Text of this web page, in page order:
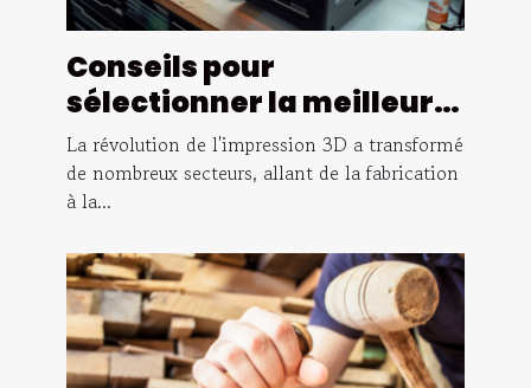
Conseils pour
sélectionner la meilleure
imprimante 3D résine
pour vos projets
La révolution de l'impression 3D a transformé
de nombreux secteurs, allant de la fabrication
à la...